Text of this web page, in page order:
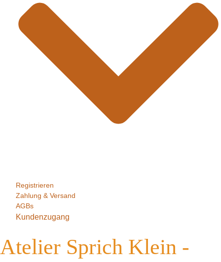
Registrieren
Zahlung & Versand
AGBs
Kundenzugang
Atelier Sprich Klein -